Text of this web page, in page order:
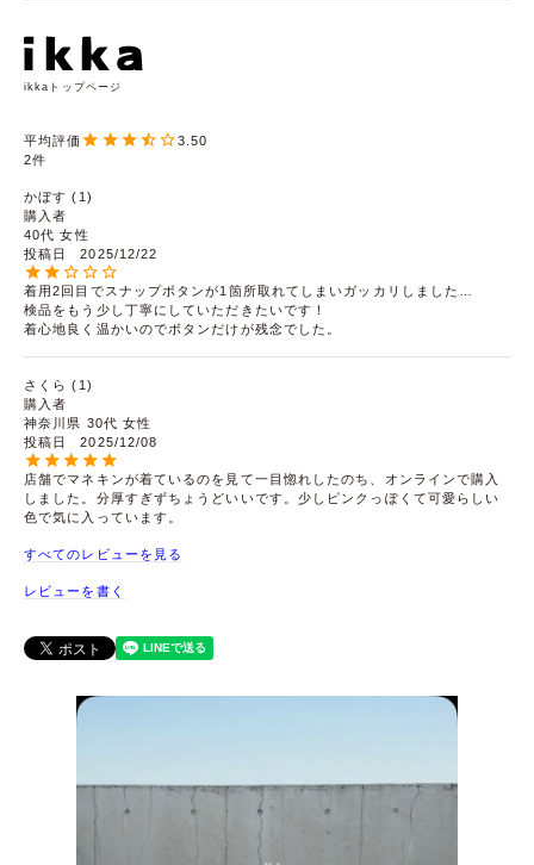
ikkaトップページ
3.50
2
かぼす
1
購入者
40代 女性
投稿日
2025/12/22
着用2回目でスナップボタンが1箇所取れてしまいガッカリしました…
検品をもう少し丁寧にしていただきたいです！
着心地良く温かいのでボタンだけが残念でした。
さくら
1
購入者
神奈川県 30代 女性
投稿日
2025/12/08
店舗でマネキンが着ているのを見て一目惚れしたのち、オンラインで購入
しました。分厚すぎずちょうどいいです。少しピンクっぽくて可愛らしい
色で気に入っています。
すべてのレビューを見る
レビューを書く